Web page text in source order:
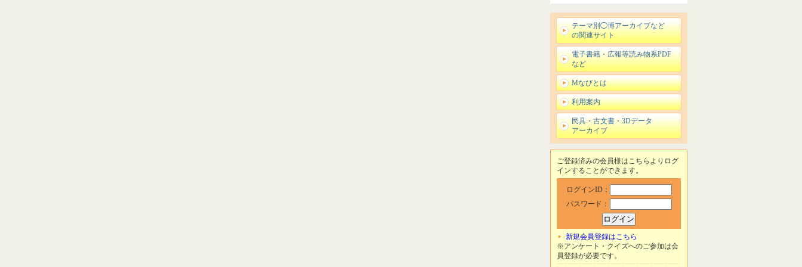
テーマ別◯博アーカイブなど
の関連サイト
電子書籍・広報等読み物系PDF
など
Mなびとは
利用案内
民具・古文書・3Dデータ
アーカイブ
ご登録済みの会員様はこちらよりログ
インすることができます。
ログインID：
パスワード：
新規会員登録はこちら
※アンケート・クイズへのご参加は会
員登録が必要です。